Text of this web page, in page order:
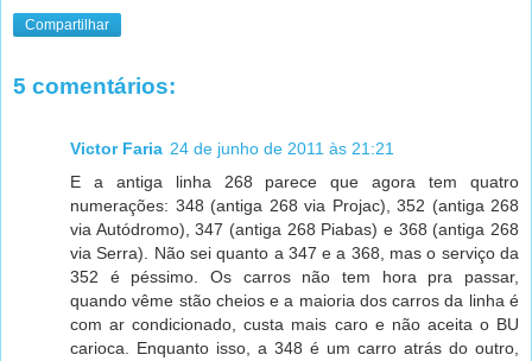
Compartilhar
5 comentários:
Victor Faria 24 de junho de 2011 às 21:21
E a antiga linha 268 parece que agora tem quatro
numerações: 348 (antiga 268 via Projac), 352 (antiga 268
via Autódromo), 347 (antiga 268 Piabas) e 368 (antiga 268
via Serra). Não sei quanto a 347 e a 368, mas o serviço da
352 é péssimo. Os carros não tem hora pra passar,
quando vême stão cheios e a maioria dos carros da linha é
com ar condicionado, custa mais caro e não aceita o BU
carioca. Enquanto isso, a 348 é um carro atrás do outro,